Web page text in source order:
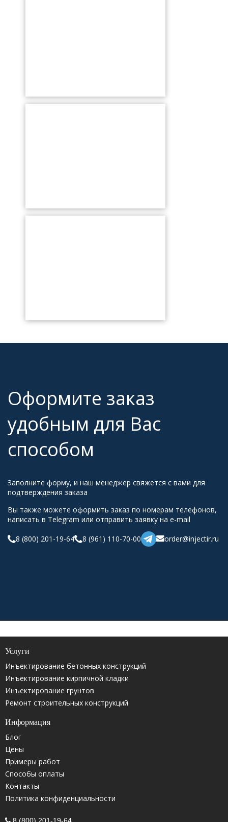
Оформите заказ
удобным для Вас
способом
Заполните форму, и наш менеджер свяжется с вами для
подтверждения заказа
Вы также можете оформить заказ по номерам телефонов,
написать в Telegram или отправить заявку на e-mail
8 (800) 201-19-64 8 (961) 110-70-00 order@injectir.ru
Услуги
Инъектирование бетонных конструкций
Инъектирование кирпичной кладки
Инъектирование грунтов
Ремонт строительных конструкций
Информация
Блог
Цены
Примеры работ
Способы оплаты
Контакты
Политика конфиденциальности
8 (800) 201-19-64